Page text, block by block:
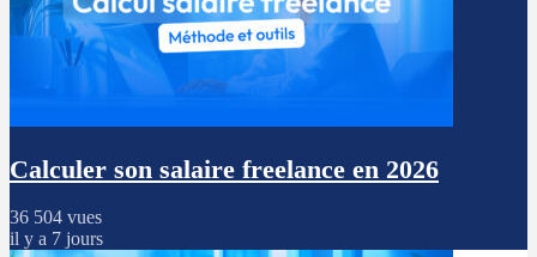
Calculer son salaire freelance en 2026
36 504 vues
il y a 7 jours